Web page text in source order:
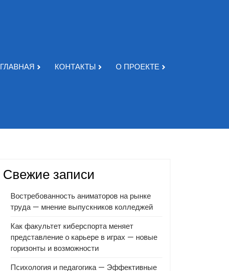
ГЛАВНАЯ КОНТАКТЫ О ПРОЕКТЕ
Свежие записи
Востребованность аниматоров на рынке
труда — мнение выпускников колледжей
Как факультет киберспорта меняет
представление о карьере в играх — новые
горизонты и возможности
Психология и педагогика — Эффективные